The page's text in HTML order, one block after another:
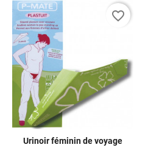
Urinoir féminin de voyage
favorite_border